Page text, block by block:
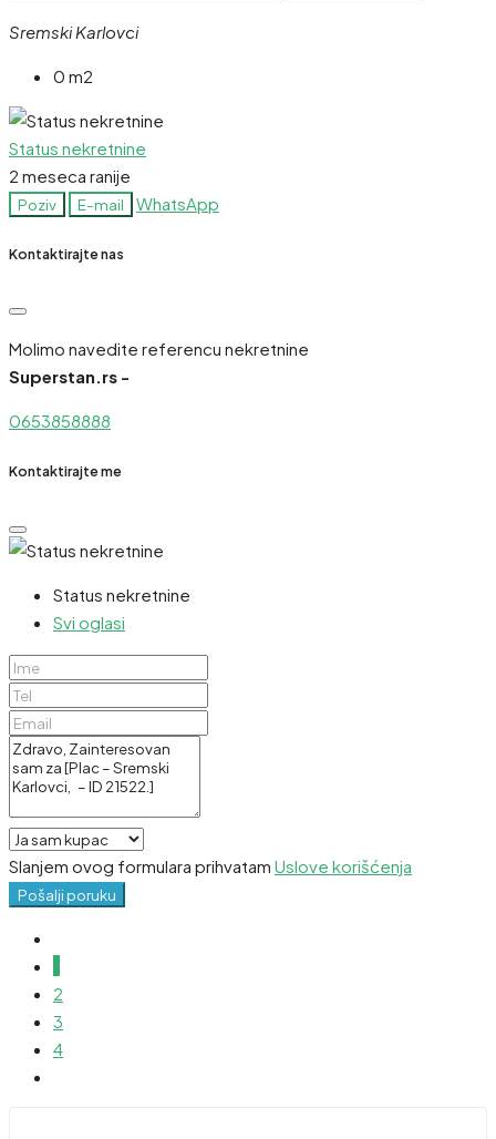
Sremski Karlovci
0 m2
Status nekretnine
2 meseca ranije
Poziv E-mail WhatsApp
Kontaktirajte nas
Molimo navedite referencu nekretnine
Superstan.rs -
0653858888
Kontaktirajte me
Status nekretnine
Svi oglasi
Slanjem ovog formulara prihvatam Uslove korišćenja
Pošalji poruku
2
3
4